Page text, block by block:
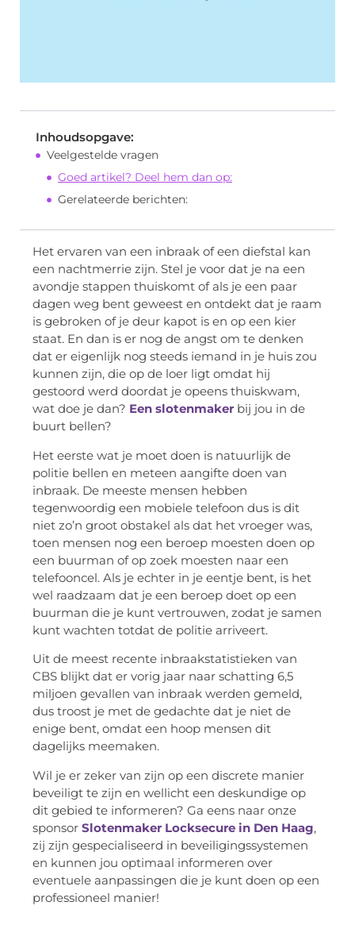
Inhoudsopgave:
Veelgestelde vragen
Goed artikel? Deel hem dan op:
Gerelateerde berichten:
Het ervaren van een inbraak of een diefstal kan
een nachtmerrie zijn. Stel je voor dat je na een
avondje stappen thuiskomt of als je een paar
dagen weg bent geweest en ontdekt dat je raam
is gebroken of je deur kapot is en op een kier
staat. En dan is er nog de angst om te denken
dat er eigenlijk nog steeds iemand in je huis zou
kunnen zijn, die op de loer ligt omdat hij
gestoord werd doordat je opeens thuiskwam,
wat doe je dan? Een slotenmaker bij jou in de
buurt bellen?
Het eerste wat je moet doen is natuurlijk de
politie bellen en meteen aangifte doen van
inbraak. De meeste mensen hebben
tegenwoordig een mobiele telefoon dus is dit
niet zo’n groot obstakel als dat het vroeger was,
toen mensen nog een beroep moesten doen op
een buurman of op zoek moesten naar een
telefooncel. Als je echter in je eentje bent, is het
wel raadzaam dat je een beroep doet op een
buurman die je kunt vertrouwen, zodat je samen
kunt wachten totdat de politie arriveert.
Uit de meest recente inbraakstatistieken van
CBS blijkt dat er vorig jaar naar schatting 6,5
miljoen gevallen van inbraak werden gemeld,
dus troost je met de gedachte dat je niet de
enige bent, omdat een hoop mensen dit
dagelijks meemaken.
Wil je er zeker van zijn op een discrete manier
beveiligt te zijn en wellicht een deskundige op
dit gebied te informeren? Ga eens naar onze
sponsor Slotenmaker Locksecure in Den Haag,
zij zijn gespecialiseerd in beveiligingssystemen
en kunnen jou optimaal informeren over
eventuele aanpassingen die je kunt doen op een
professioneel manier!